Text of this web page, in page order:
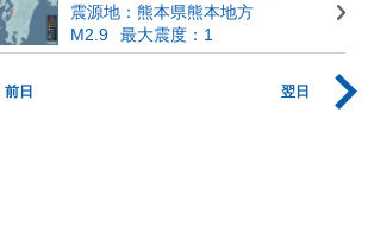
震源地：熊本県熊本地方
M2.9
最大震度：1
前日 翌日